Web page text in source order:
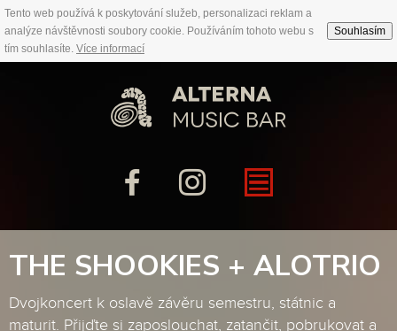
Tento web používá k poskytování služeb, personalizaci reklam a
analýze návštěvnosti soubory cookie. Používáním tohoto webu s
tím souhlasíte. Více informací
Souhlasím
THE SHOOKIES + ALOTRIO
Dvojkoncert k oslavě závěru semestru, státnic a
maturit. Přijďte si zaposlouchat, zatančit, pobrukovat a